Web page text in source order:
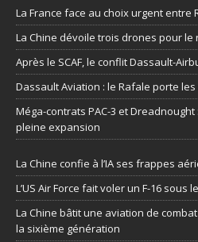
La France face au choix urgent entre
La Chine dévoile trois drones pour
Après le SCAF, le conflit Dassault-
Dassault Aviation : le Rafale porte
Méga-contrats PAC-3 et Dreadnought
pleine expansion
La Chine confie à l’IA ses frappes
L’US Air Force fait voler un F-16 sous
La Chine bâtit une aviation de
la sixième génération